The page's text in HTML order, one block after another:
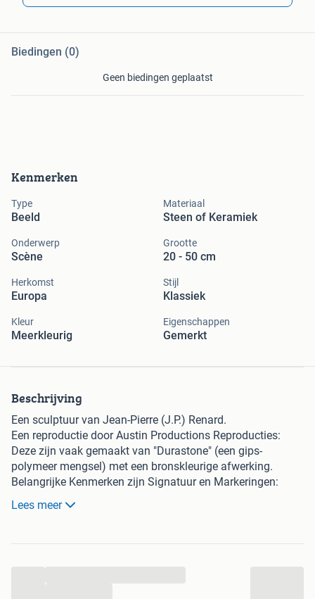
Kenmerken
Type
Beeld
Materiaal
Steen of Keramiek
Onderwerp
Scène
Grootte
20 - 50 cm
Herkomst
Europa
Stijl
Klassiek
Kleur
Meerkleurig
Eigenschappen
Gemerkt
Beschrijving
Een sculptuur van Jean-Pierre (J.P.) Renard.
Een reproductie door Austin Productions Reproducties:
Deze zijn vaak gemaakt van "Durastone" (een gips-
polymeer mengsel) met een bronskleurige afwerking.
Belangrijke Kenmerken zijn Signatuur en Markeringen:
"Austin Prod Inc" met een jaartal (vaak 1979 of 1980). Een
Austin-markering duidt op een reproductie. Zie foto’s, deze
Lees meer
Biedingen (0)
Geen biedingen geplaatst